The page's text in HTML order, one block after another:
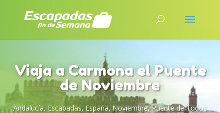
Viaja a Carmona el Puente
de Noviembre
Andalucía, Escapadas, España, Noviembre,Puente de Todos